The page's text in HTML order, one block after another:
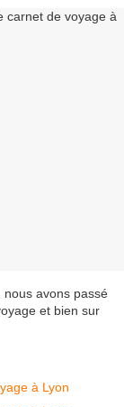
avons passé
et bien sur